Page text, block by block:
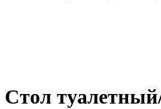
Стол